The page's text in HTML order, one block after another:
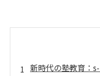
新時代の塾教育：